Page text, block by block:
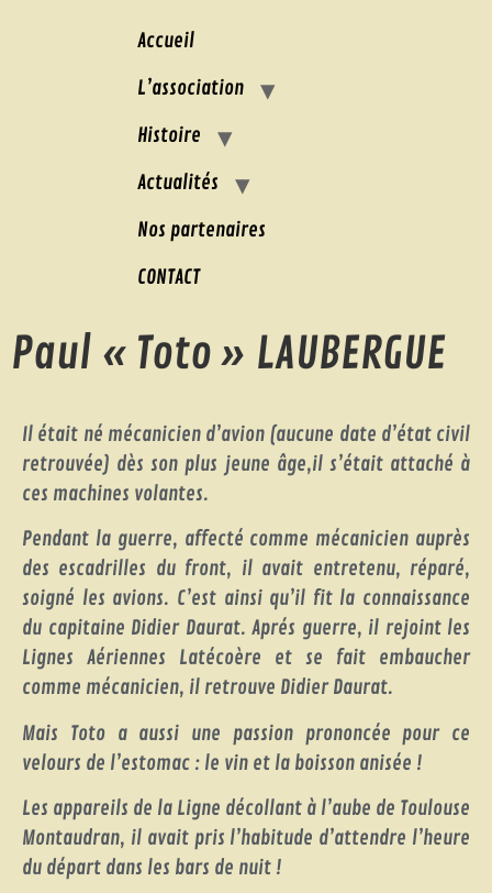
Accueil
L’association
Histoire
Actualités
Nos partenaires
CONTACT
Paul « Toto » LAUBERGUE
Il était né mécanicien d’avion (aucune date d’état civil
retrouvée) dès son plus jeune âge,il s’était attaché à
ces machines volantes.
Pendant la guerre, affecté comme mécanicien auprès
des escadrilles du front, il avait entretenu, réparé,
soigné les avions. C’est ainsi qu’il fit la connaissance
du capitaine Didier Daurat. Aprés guerre, il rejoint les
Lignes Aériennes Latécoère et se fait embaucher
comme mécanicien, il retrouve Didier Daurat.
Mais Toto a aussi une passion prononcée pour ce
velours de l’estomac : le vin et la boisson anisée !
Les appareils de la Ligne décollant à l’aube de Toulouse
Montaudran, il avait pris l’habitude d’attendre l’heure
du départ dans les bars de nuit !